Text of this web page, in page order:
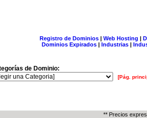
Registro de Dominios| Web Hosting |
Dominios Expirados | Industrias |
de Dominio:
[Pág.
** Precios